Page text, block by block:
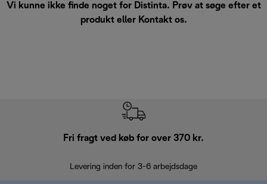
Vi kunne ikke finde noget for Distinta. Prøv at søge efter et
produkt eller Kontakt os.
Fri fragt ved køb for over 370 kr.
Levering inden for 3-6 arbejdsdage